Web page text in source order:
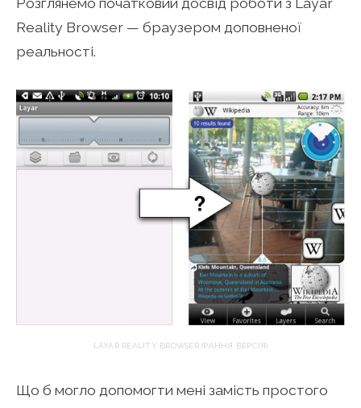
Reality Browser — браузером доповненої
реальності.
LAYAR REALITY BROWSER (РАННЯ ВЕРСІЯ)
Що б могло допомогти мені замість простого